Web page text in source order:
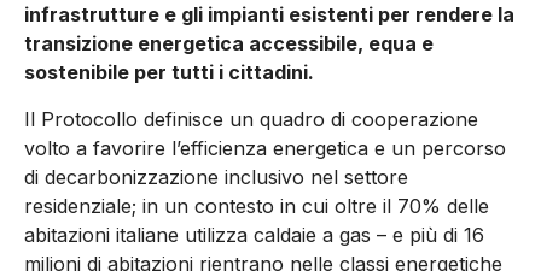
infrastrutture e gli impianti esistenti per rendere la
transizione energetica accessibile, equa e
sostenibile per tutti i cittadini.
Il Protocollo definisce un quadro di cooperazione
volto a favorire l’efficienza energetica e un percorso
di decarbonizzazione inclusivo nel settore
residenziale; in un contesto in cui oltre il 70% delle
abitazioni italiane utilizza caldaie a gas – e più di 16
milioni di abitazioni rientrano nelle classi energetiche